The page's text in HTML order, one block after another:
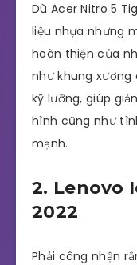
Dù Acer Nitro 5
liệu nhựa nhưng
hoàn thiện của
như khung
kỹ lưỡng, giúp
hình cũng như
mạnh.
2. Lenovo
2022
Phải công nhận